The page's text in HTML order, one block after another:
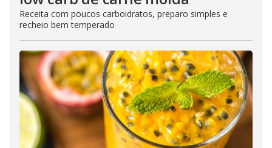
Receita com poucos carboidratos, preparo simples e
recheio bem temperado